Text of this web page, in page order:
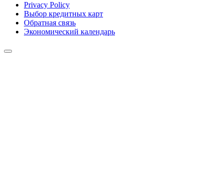
Privacy Policy
Выбор кредитных карт
Обратная связь
Экономический календарь